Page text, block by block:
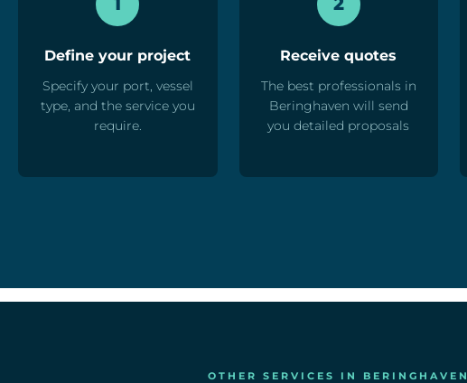
Define your project
Specify your port, vessel
type, and the service you
require.
Receive quotes
The best professionals in
Beringhaven will send
you detailed proposals
OTHER SERVICES IN BERINGHAVEN